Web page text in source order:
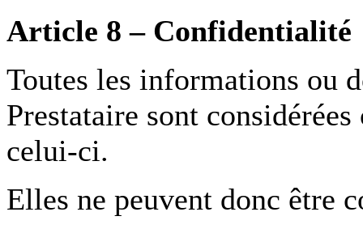
Article 8 – Confidentialité
Toutes les informations ou
Prestataire sont
celui-ci.
Elles ne peuvent donc être